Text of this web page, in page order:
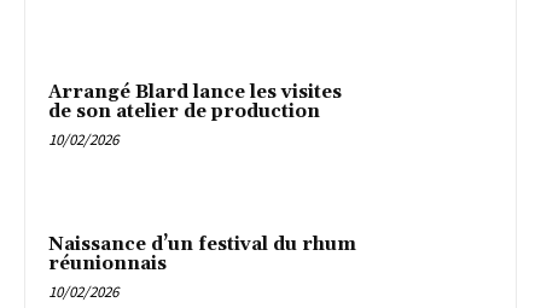
Arrangé Blard lance les visites
de son atelier de production
10/02/2026
Naissance d’un festival du rhum
réunionnais
10/02/2026